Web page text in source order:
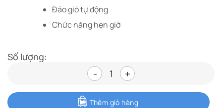
Đảo gió tự động
Chức năng hẹn giờ
Số lượng:
Máy lọc không khí hút ẩm Sharp
Thêm giỏ hàng